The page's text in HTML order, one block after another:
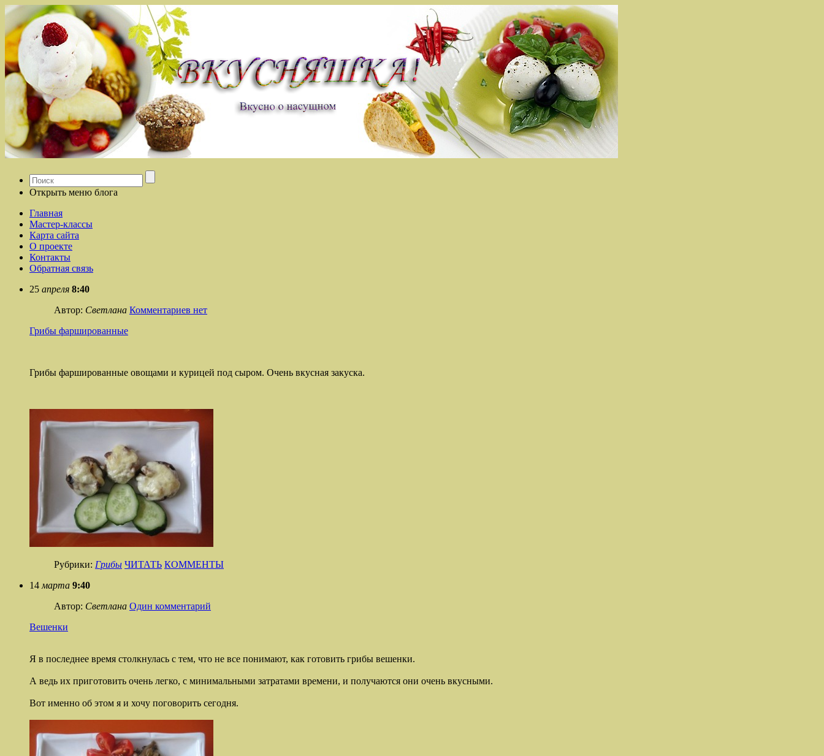
Открыть меню блога
Главная
Мастер-классы
Карта сайта
О проекте
Контакты
Обратная связь
25 апреля 8:40
Автор: Светлана Комментариев нет
Грибы фаршированные
Грибы фаршированные овощами и курицей под сыром. Очень вкусная закуска.
Рубрики: Грибы ЧИТАТЬ КОММЕНТЫ
14 марта 9:40
Автор: Светлана Один комментарий
Вешенки
Я в последнее время столкнулась с тем, что не все понимают, как готовить грибы вешенки.
А ведь их приготовить очень легко, с минимальными затратами времени, и получаются они очень вкусными.
Вот именно об этом я и хочу поговорить сегодня.